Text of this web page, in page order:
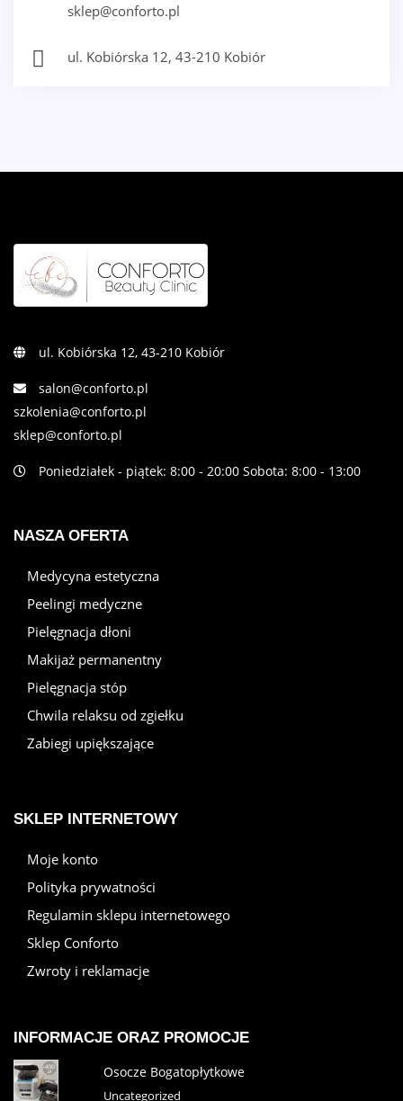
sklep@conforto.pl
ul. Kobiórska 12, 43-210 Kobiór
ul. Kobiórska 12, 43-210 Kobiór
salon@conforto.pl
szkolenia@conforto.pl
sklep@conforto.pl
Poniedziałek - piątek: 8:00 - 20:00 Sobota: 8:00 - 13:00
NASZA OFERTA
Medycyna estetyczna
Peelingi medyczne
Pielęgnacja dłoni
Makijaż permanentny
Pielęgnacja stóp
Chwila relaksu od zgiełku
Zabiegi upiększające
SKLEP INTERNETOWY
Moje konto
Polityka prywatności
Regulamin sklepu internetowego
Sklep Conforto
Zwroty i reklamacje
INFORMACJE ORAZ PROMOCJE
Osocze Bogatopłytkowe
Uncategorized